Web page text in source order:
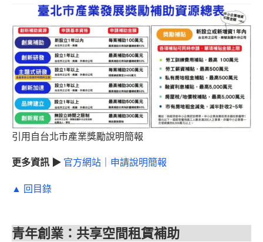
引用自台北市產業獎勵說明簡報
更多資訊 ▶ 官方網站 申請說明簡報
▲ 回目錄
青年創業：共享空間租賃補助